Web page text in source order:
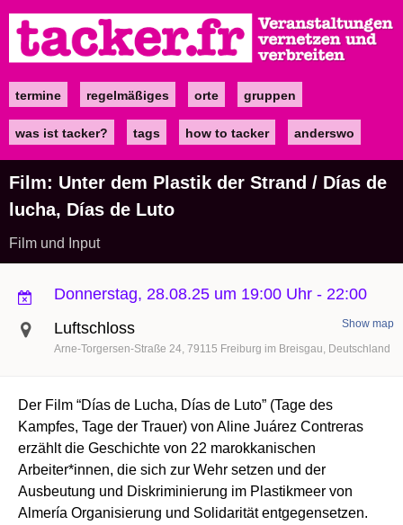
zum
Inhalt
Maintermine regelmäßiges orte gruppen
was ist tacker? tags how to tacker anderswo
Film: Unter dem Plastik der Strand / Días de
lucha, Días de Luto
Film und Input
Donnerstag, 28.08.25 um 19:00 Uhr - 22:00
Luftschloss
Arne-Torgersen-Straße 24 79115 Freiburg im Breisgau Deutschland
Show map
Der Film “Días de Lucha, Días de Luto” (Tage des
Kampfes, Tage der Trauer) von Aline Juárez Contreras
erzählt die Geschichte von 22 marokkanischen
Arbeiter*innen, die sich zur Wehr setzen und der
Ausbeutung und Diskriminierung im Plastikmeer von
Almería Organisierung und Solidarität entgegensetzen.